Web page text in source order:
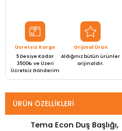
Ücretsiz Kargo
5 Desiye Kadar
3500₺ ve Üzeri
Ücretsiz Gönderim
Orijinal Ürün
Aldığınız bütün ürünler
orijinaldir.
ÜRÜN ÖZELLIKLERI
Tema Econ Duş Başlığı,